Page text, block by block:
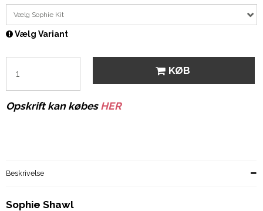
Vælg Sophie Kit
Vælg Variant
KØB
Opskrift kan købes HER
Beskrivelse
Sophie Shawl